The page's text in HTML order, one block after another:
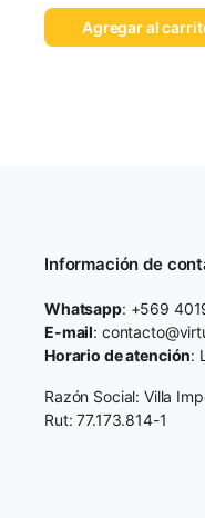
Agregar al
Información de
Whatsapp: +569
E-mail:
Horario de atención:
Razón Social: Villa
Rut: 77.173.814-1